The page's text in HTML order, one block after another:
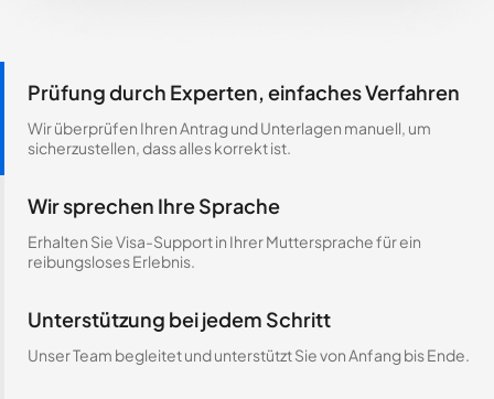
Prüfung durch Experten, einfaches Verfahren
Wir überprüfen Ihren Antrag und Unterlagen manuell, um
sicherzustellen, dass alles korrekt ist.
Wir sprechen Ihre Sprache
Erhalten Sie Visa-Support in Ihrer Muttersprache für ein
reibungsloses Erlebnis.
Unterstützung bei jedem Schritt
Unser Team begleitet und unterstützt Sie von Anfang bis Ende.